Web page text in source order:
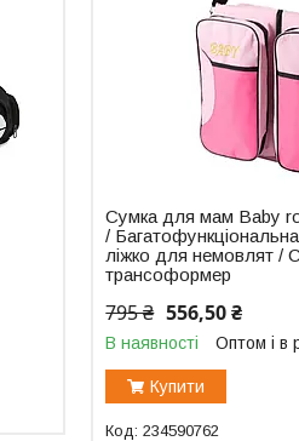
Сумка для мам Baby
/
ліжко для немовлят /
трансоформер
795 ₴ 556,50 ₴
В наявності Оптом і в
Купити
234590762